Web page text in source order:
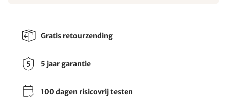
Gratis retourzending
5 jaar garantie
100 dagen risicovrij testen